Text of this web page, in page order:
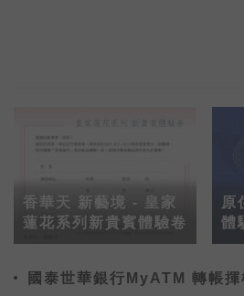
香華天 新藝境 - 皇家
蓮花系列新貴賓體驗卷
原
體
國泰世華銀行MyATM 轉帳揮